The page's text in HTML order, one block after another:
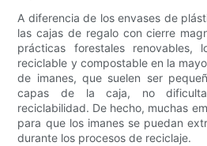
A diferencia de los envases de
las cajas de regalo con cierre
prácticas forestales
reciclable y compostable en la
de imanes, que suelen ser
capas de la caja, no dificulta
reciclabilidad. De hecho, muchas
para que los imanes se puedan
durante los procesos de reciclaje.